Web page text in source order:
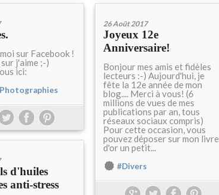
sur Facebook !
j'aime ;-)
ici:
26 Août 2017
Joyeux 12e
Anniversaire!
Bonjour mes amis et fidèles
lecteurs :-) Aujourd'hui, je
fête la 12e année de mon
blog.... Merci à vous! (6
millions de vues de mes
publications par an, tous
réseaux sociaux compris)
Pour cette occasion, vous
pouvez déposer sur mon livre
d'or un petit...
#Divers
d'huiles
anti-stress